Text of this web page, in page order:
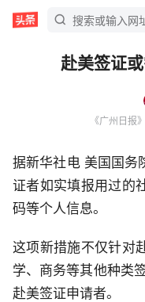
赴美签证
《广州日报
据新华社电 美国国务
证者如实填报用过的
码等个人信息。
这项新措施不仅针对
学、商务等其他种类
赴美签证申请者。